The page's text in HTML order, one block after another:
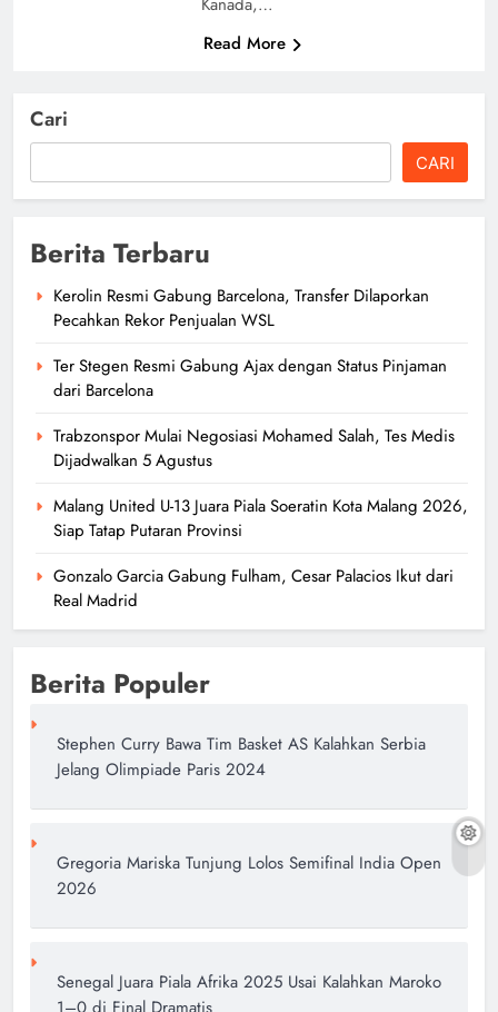
Read More
Cari
CARI
Berita Terbaru
Kerolin Resmi Gabung Barcelona, Transfer Dilaporkan
Pecahkan Rekor Penjualan WSL
Ter Stegen Resmi Gabung Ajax dengan Status Pinjaman
dari Barcelona
Trabzonspor Mulai Negosiasi Mohamed Salah, Tes Medis
Dijadwalkan 5 Agustus
Malang United U-13 Juara Piala Soeratin Kota Malang 2026,
Siap Tatap Putaran Provinsi
Gonzalo Garcia Gabung Fulham, Cesar Palacios Ikut dari
Real Madrid
Berita Populer
Stephen Curry Bawa Tim Basket AS Kalahkan Serbia
Jelang Olimpiade Paris 2024
Gregoria Mariska Tunjung Lolos Semifinal India Open
2026
Senegal Juara Piala Afrika 2025 Usai Kalahkan Maroko